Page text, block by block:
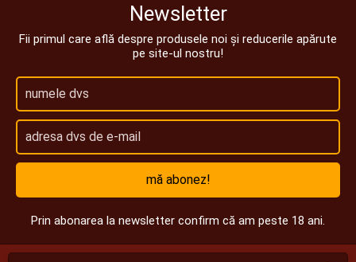
Newsletter
Fii primul care află despre produsele noi și reducerile apărute
pe site-ul nostru!
mă abonez!
Prin abonarea la newsletter confirm că am peste 18 ani.